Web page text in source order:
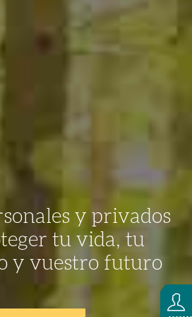
y privados
tu vida, tu
y vuestro futuro